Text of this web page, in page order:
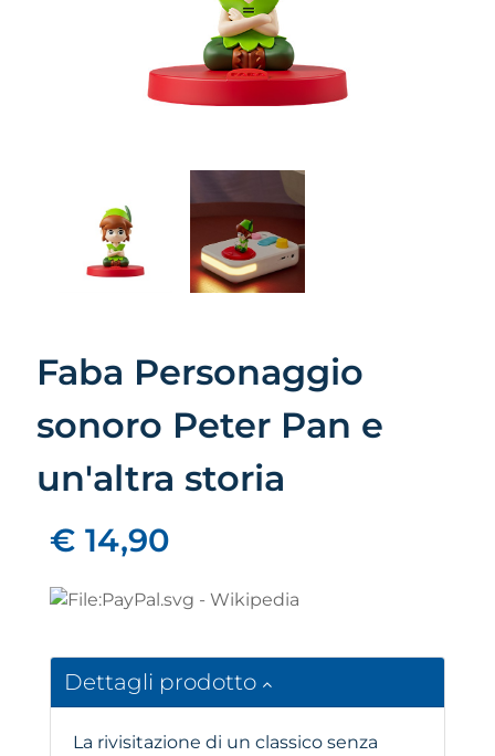
Faba Personaggio
sonoro Peter Pan e
un'altra storia
€ 14,90
Dettagli prodotto
La rivisitazione di un classico senza